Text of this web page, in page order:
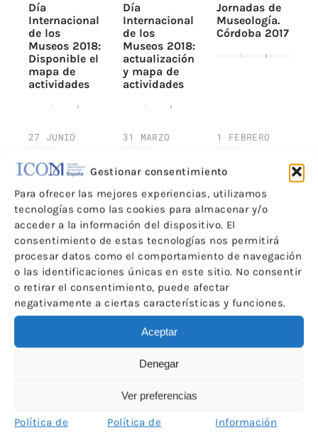
Gestionar consentimiento
Para ofrecer las mejores experiencias, utilizamos
tecnologías como las cookies para almacenar y/o
acceder a la información del dispositivo. El
consentimiento de estas tecnologías nos permitirá
procesar datos como el comportamiento de navegación
o las identificaciones únicas en este sitio. No consentir
o retirar el consentimiento, puede afectar
negativamente a ciertas características y funciones.
Aceptar
Denegar
Ver preferencias
Política de
Política de
Información
Día
Internacional
de los
Museos 2018:
Disponible el
mapa de
actividades
Día
Internacional
de los
Museos 2018:
actualización
y mapa de
actividades
Jornadas de
Museología.
Córdoba 2017
27 JUNIO
2017
Encuesta
Actividades
Día
Internacional
de los
Museos 2017
31 MARZO
2017
Jornadas de
Valladolid,
2017
1 FEBRERO
2017
Día
del museo
2017
←1…789101112→